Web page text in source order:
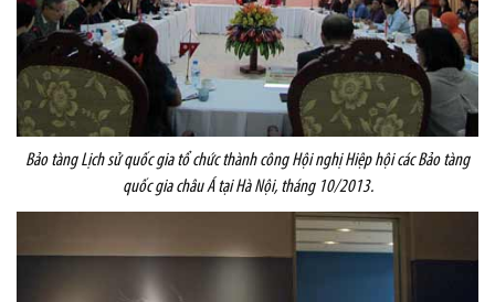
Bảo tàng Lịch sử quốc gia tổ chức thành công Hội nghị Hiệp hội các Bảo tàng
quốc gia châu Á tại Hà Nội, tháng 10/2013.